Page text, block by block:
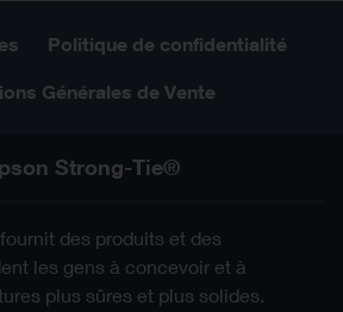
Politique de confidentialité
Générales de Vente
Strong-Tie®
des produits et des
les gens à concevoir et à
plus sûres et plus solides.